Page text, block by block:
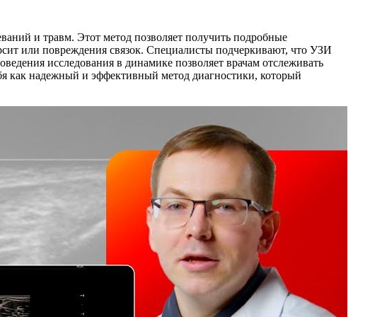
и травм. Этот метод позволяет получить подробные
или повреждения связок. Специалисты подчеркивают, что УЗИ
исследования в динамике позволяет врачам отслеживать
как надежный и эффективный метод диагностики, который